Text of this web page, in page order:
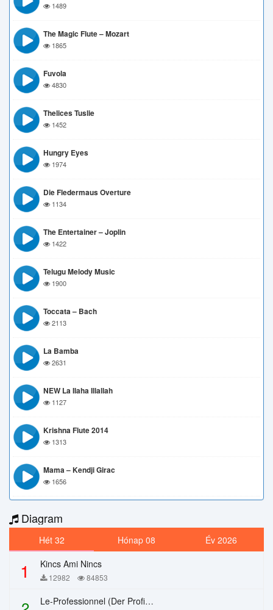
1489
The Magic Flute – Mozart
1865
Fuvola
4830
Thelices Tuslie
1452
Hungry Eyes
1974
Die Fledermaus Overture
1134
The Entertainer – Joplin
1422
Telugu Melody Music
1900
Toccata – Bach
2113
La Bamba
2631
NEW La Ilaha Illallah
1127
Krishna Flute 2014
1313
Mama – Kendji Girac
1656
Diagram
Hét 32 Hónap 08 Év 2026
1 Kincs Ami Nincs
12982 84853
Le-Professionnel (Der Profi) – Chi Mai